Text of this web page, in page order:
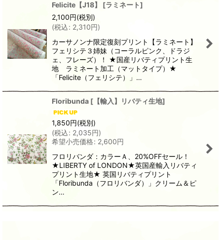
Felicite【J18】 [ラミネート]
2,100円(税別)
(税込: 2,310円)
カーサノンナ限定復刻プリント【ラミネート】
フェリシテ３姉妹（コーラルピンク、ドラジ
ェ、フレーズ）！ ★国産リバティプリント生
地 ラミネート加工（マットタイプ）★
「Felicite（フェリシテ）」…
Floribunda [ 【輸入】リバティ生地]
1,850円(税別)
(税込: 2,035円)
希望小売価格: 2,600円
フロリバンダ：カラーＡ、20%OFFセール！
★LIBERTY of LONDON★英国産輸入リバティ
プリント生地★ 英国リバティプリント
「Floribunda（フロリバンダ）」クリーム＆ピ
ン…